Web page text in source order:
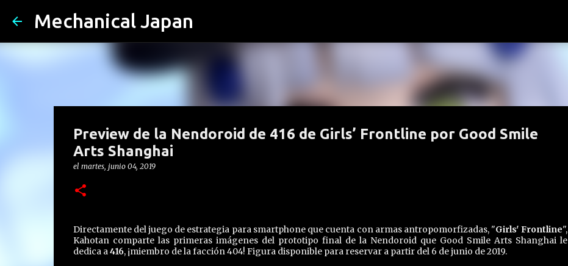
Mechanical Japan
Preview de la Nendoroid de 416 de Girls’ Frontline por Good Smile
Arts Shanghai
el martes, junio 04, 2019
Directamente del juego de estrategia para smartphone que cuenta con armas antropomorfizadas, "Girls' Frontline",
Kahotan comparte las primeras imágenes del prototipo final de la Nendoroid que Good Smile Arts Shanghai le
dedica a416, ¡miembro de la facción 404! Figura disponible para reservar a partir del 6 de junio de 2019.